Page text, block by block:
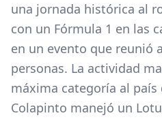
una jornada histórica al
con un Fórmula 1 en las
en un evento que reunió
personas. La actividad
máxima categoría al país
Colapinto manejó un